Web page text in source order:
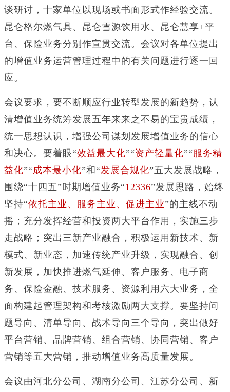
谈研讨，十家单位以现场或书面形式作经验交流。
昆仑格尔燃气具、昆仑雪源饮用水、昆仑慧享+平
台、保险业务分别作宣贯交流。会议对各单位提出
的增值业务运营管理过程中的有关问题进行逐一回
应。
会议要求，要不断顺应行业转型发展的新趋势，认
清增值业务统筹发展五年来来之不易的宝贵成绩，
统一思想认识，增强公司谋划发展增值业务的信心
和决心。要着眼“效益最大化”“资产轻量化”“服务精
益化”“成本最小化”和“发展合规化”五大发展战略，
围绕“十四五”时期增值业务“12336”发展思路，始终
坚持“依托主业、服务主业、促进主业”的主线不动
摇；充分发挥经营和投资两大平台作用，实施三步
走战略；突出三新产业融合，积极运用新技术、新
模式、新业态，加速传统产业升级，实现融合、创
新发展，加快推进燃气延伸、客户服务、电子商
务、保险金融、技术服务、资源利用六大业务，全
面构建起管理架构和考核激励两大支撑。要坚持问
题导向、清单导向、战术导向三个导向，突出做好
平台营销、品牌营销、组合营销、协同营销、客户
营销等五大营销，推动增值业务高质量发展。
会议由河北分公司、湖南分公司、江苏分公司、新